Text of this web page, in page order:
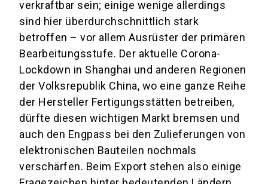
verkraftbar sein; einige wenige allerdings
sind hier überdurchschnittlich stark
betroffen – vor allem Ausrüster der primären
Bearbeitungsstufe. Der aktuelle Corona-
Lockdown in Shanghai und anderen Regionen
der Volksrepublik China, wo eine ganze Reihe
der Hersteller Fertigungsstätten betreiben,
dürfte diesen wichtigen Markt bremsen und
auch den Engpass bei den Zulieferungen von
elektronischen Bauteilen nochmals
verschärfen. Beim Export stehen also einige